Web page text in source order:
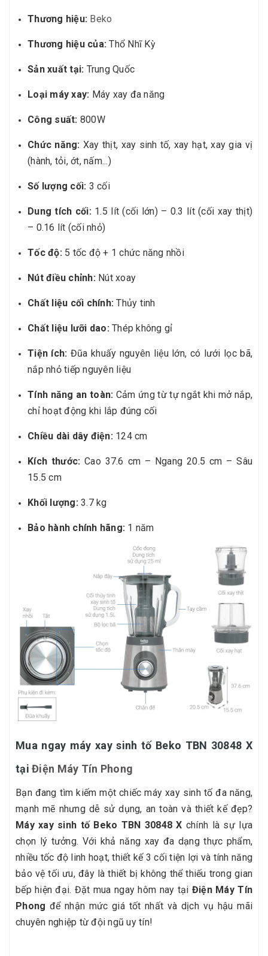
Thương hiệu: Beko
Thương hiệu của: Thổ Nhĩ Kỳ
Sản xuất tại: Trung Quốc
Loại máy xay: Máy xay đa năng
Công suất: 800W
Chức năng: Xay thịt, xay sinh tố, xay hạt, xay gia vị
(hành, tỏi, ớt, nấm...)
Số lượng cối: 3 cối
Dung tích cối:1.5 lít (cối lớn) – 0.3 lít (cối xay thịt)
– 0.16 lít (cối nhỏ)
Tốc độ:5 tốc độ + 1 chức năng nhồi
Nút điều chỉnh:Nút xoay
Chất liệu cối chính: Thủy tinh
Chất liệu lưỡi dao:Thép không gỉ
Tiện ích: Đũa khuấy nguyên liệu lớn, có lưới lọc bã,
nắp nhỏ tiếp nguyên liệu
Tính năng an toàn: Cảm ứng từ tự ngắt khi mở nắp,
chỉ hoạt động khi lắp đúng cối
Chiều dài dây điện:124 cm
Kích thước: Cao 37.6 cm – Ngang 20.5 cm – Sâu
15.5 cm
Khối lượng:3.7 kg
Bảo hành chính hãng: 1 năm
Mua ngay máy xay sinh tố Beko TBN 30848 X
tạiĐiện Máy Tín Phong
Bạn đang tìm kiếm một chiếc máy xay sinh tố đa năng,
mạnh mẽ nhưng dễ sử dụng, an toàn và thiết kế đẹp?
Máy xay sinh tố Beko TBN 30848 X chính là sự lựa
chọn lý tưởng. Với khả năng xay đa dạng thực phẩm,
nhiều tốc độ linh hoạt, thiết kế 3 cối tiện lợi và tính năng
bảo vệ tối ưu, đây là thiết bị không thể thiếu trong gian
bếp hiện đại. Đặt mua ngay hôm nay tại Điện Máy Tín
Phong để nhận mức giá tốt nhất và dịch vụ hậu mãi
chuyên nghiệp từ đội ngũ uy tín!